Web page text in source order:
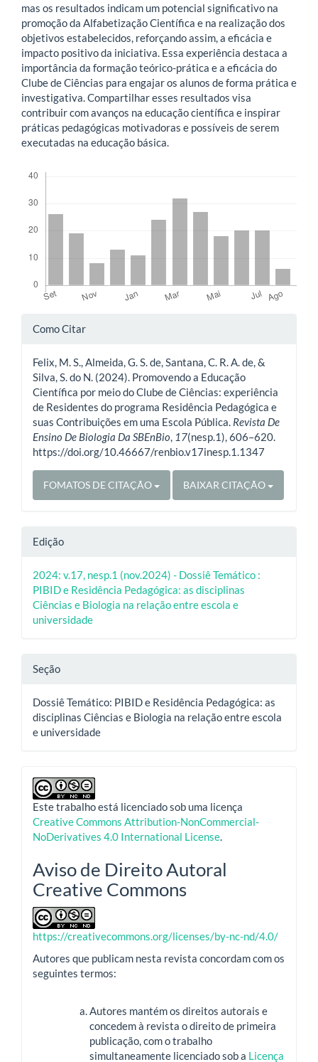
mas os resultados indicam um potencial significativo na
promoção da Alfabetização Científica e na realização dos
objetivos estabelecidos, reforçando assim, a eficácia e
impacto positivo da iniciativa. Essa experiência destaca a
importância da formação teórico-prática e a eficácia do
Clube de Ciências para engajar os alunos de forma prática e
investigativa. Compartilhar esses resultados visa
contribuir com avanços na educação científica e inspirar
práticas pedagógicas motivadoras e possíveis de serem
executadas na educação básica.
Detalhes
artigo
Como Citar
Felix, M. S., Almeida, G. S. de, Santana, C. R. A. de, &
Silva, S. do N. (2024). Promovendo a Educação
Científica por meio do Clube de Ciências: experiência
de Residentes do programa Residência Pedagógica e
suas Contribuições em uma Escola Pública. Revista De
Ensino De Biologia Da SBEnBio, 17(nesp.1), 606–620.
https://doi.org/10.46667/renbio.v17inesp.1.1347
FOMATOS DE CITAÇÃO BAIXAR CITAÇÃO
Edição
2024: v.17, nesp.1 (nov.2024) - Dossiê Temático :
PIBID e Residência Pedagógica: as disciplinas
Ciências e Biologia na relação entre escola e
universidade
Seção
Dossiê Temático: PIBID e Residência Pedagógica: as
disciplinas Ciências e Biologia na relação entre escola
e universidade
Este trabalho está licenciado sob uma licença
Creative Commons Attribution-NonCommercial-
NoDerivatives 4.0 International License.
Aviso de Direito Autoral
Creative Commons
https://creativecommons.org/licenses/by-nc-nd/4.0/
Autores que publicam nesta revista concordam com os
seguintes termos:
Autores mantém os direitos autorais e
concedem à revista o direito de primeira
publicação, com o trabalho
simultaneamente licenciado sob a Licença